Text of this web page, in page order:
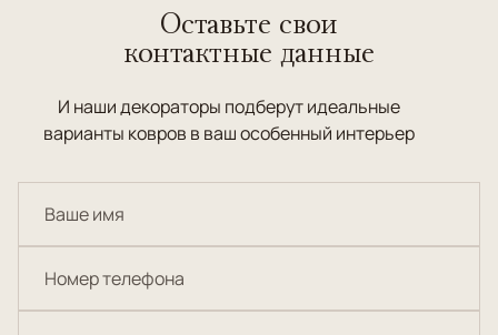
Оставьте свои
контактные данные
И наши декораторы подберут идеальные
варианты ковров в ваш особенный интерьер